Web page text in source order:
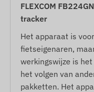
FLEXCOM
tracker
Het apparaat is
fietseigenaren,
werkingswijze is
het volgen van
pakketten. Het